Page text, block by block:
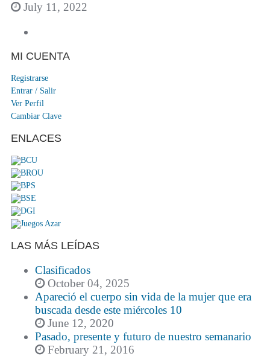
July 11, 2022
MI CUENTA
Registrarse
Entrar / Salir
Ver Perfil
Cambiar Clave
ENLACES
LAS MÁS LEÍDAS
Clasificados
October 04, 2025
Apareció el cuerpo sin vida de la mujer que era
buscada desde este miércoles 10
June 12, 2020
Pasado, presente y futuro de nuestro semanario
February 21, 2016